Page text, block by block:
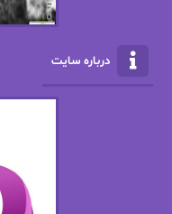
الناز محمدی
درباره سایت